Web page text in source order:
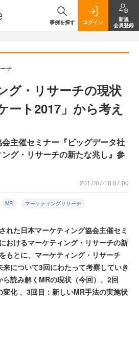
事例を探す ログイン
新規
会員登録
チ
グ・リサーチの現状
ート2017」から考え
主催セミナー『ビッグデータ社
グ・リサーチの新たな兆し』参
2017/07/18 07:00
MR マーケティングリサーチ
れた日本マーケティング協会主催セミ
おけるマーケティング・リサーチの新
もとに、マーケティング・リサーチ
来について3回にわたって考察していき
読み解くMRの現状（今回）、2回
変化 、3回目：新しいMR手法の実施状